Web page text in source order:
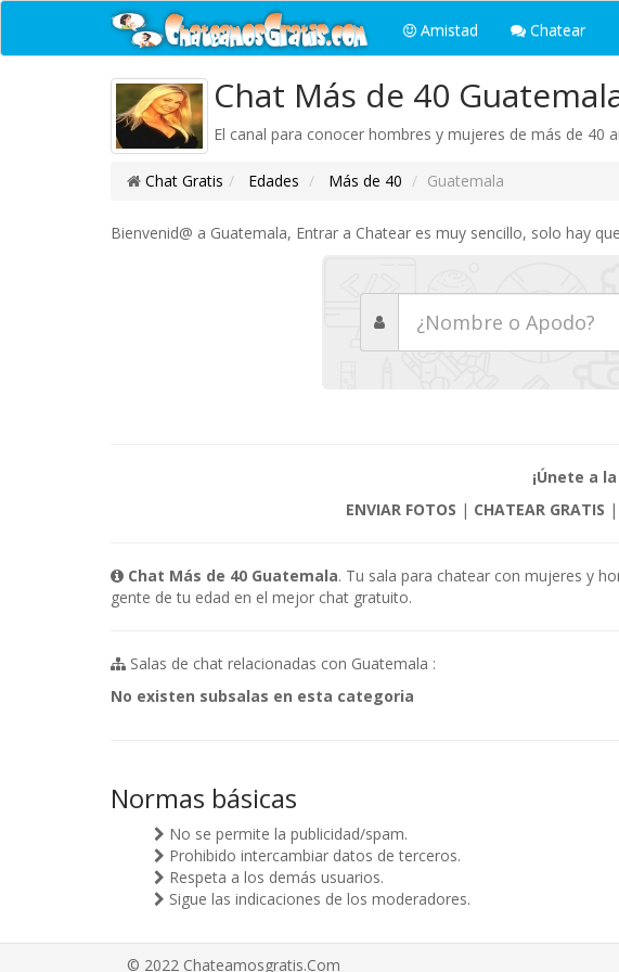
Amistad Chatear
Chat Más de 40
El canal para conocer hombres y mujeres de más de 40
Chat Gratis Edades Más de 40 Guatemala
Bienvenid@ a Guatemala, Entrar a Chatear es muy sencillo, solo hay
¡Únete a
ENVIAR FOTOS | CHATEAR GRATIS |
Chat Más de 40 Guatemala. Tu sala para chatear con mujeres y
gente de tu edad en el mejor chat gratuito.
Salas de chat relacionadas con Guatemala :
No existen subsalas en esta categoria
Normas básicas
No se permite la publicidad/spam.
Prohibido intercambiar datos de terceros.
Respeta a los demás usuarios.
Sigue las indicaciones de los moderadores.
© 2022 Chateamosgratis.Com